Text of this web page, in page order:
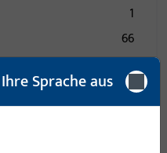
1
66
1
135
Sprache aus